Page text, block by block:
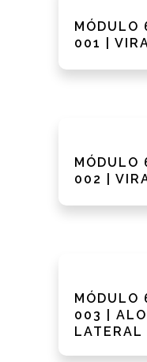
MÓDULO
001 |
MÓDULO
002 |
MÓDULO
003 |
LATERAL